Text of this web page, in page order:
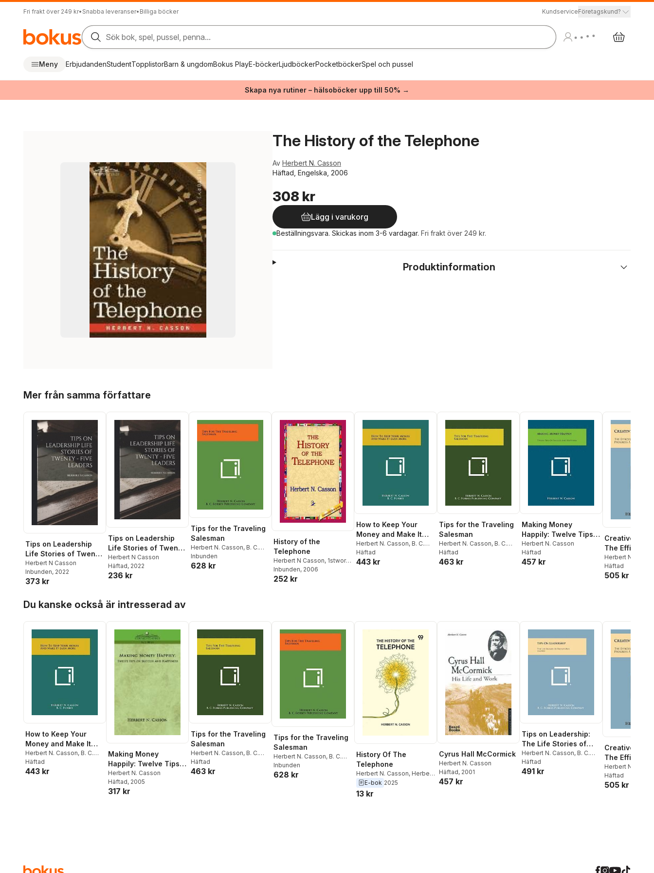
Fri frakt över 249 kr• Snabba leveranser• Billiga böcker KundserviceFöretagskund?
Sök bok, spel, pussel, penna...
Meny ErbjudandenStudentTopplistorBarn & ungdomBokus PlayE-böckerLjudböckerPocketböckerSpel och pussel
Skapa nya rutiner – hälsoböcker upp till 50% →
The History of the Telephone
Av Herbert N. Casson
Häftad, Engelska, 2006
308 kr
Lägg i varukorg
Beställningsvara. Skickas inom 3-6 vardagar. Fri frakt över 249 kr.
Produktinformation
Mer från samma författare
Tips on Leadership
Life Stories of Twenty
- Five Leaders
Herbert N Casson
Inbunden, 2022
373 kr
Tips on Leadership
Life Stories of Twenty
- Five Leaders
Herbert N Casson
Häftad, 2022
236 kr
Tips for the Traveling
Salesman
Herbert N. Casson, B. C.
Forbes Publishing
Company
Inbunden
628 kr
History of the
Telephone
Herbert N Casson, 1stworld
Library
Inbunden, 2006
252 kr
How to Keep Your
Money and Make It
Earn More
Herbert N. Casson, B. C.
Forbes
Häftad
443 kr
Tips for the Traveling
Salesman
Herbert N. Casson, B. C.
Forbes Publishing
Company
Häftad
463 kr
Making Money
Happily: Twelve Tips
on Success and
Happiness
Herbert N. Casson
Häftad
457 kr
Creative
The Efficient
Cause
Prosperity
Herbert N.
Häftad
505 kr
Du kanske också är intresserad av
How to Keep Your
Money and Make It
Earn More
Herbert N. Casson, B. C.
Forbes
Häftad
443 kr
Making Money
Happily: Twelve Tips
on Success and
Happiness
Herbert N. Casson
Häftad, 2005
317 kr
Tips for the Traveling
Salesman
Herbert N. Casson, B. C.
Forbes Publishing
Company
Häftad
463 kr
Tips for the Traveling
Salesman
Herbert N. Casson, B. C.
Forbes Publishing
Company
Inbunden
628 kr
History Of The
Telephone
Herbert N. Casson, Herbert
N. Casson
E-bok 2025
13 kr
Cyrus Hall McCormick
Herbert N. Casson
Häftad, 2001
457 kr
Tips on Leadership:
The Life Stories of
Twenty-Five Leaders
Herbert N. Casson, B. C.
Forbes Publishing
Company
Häftad
491 kr
Creative
The Efficient
Cause
Prosperity
Herbert N.
Häftad
505 kr